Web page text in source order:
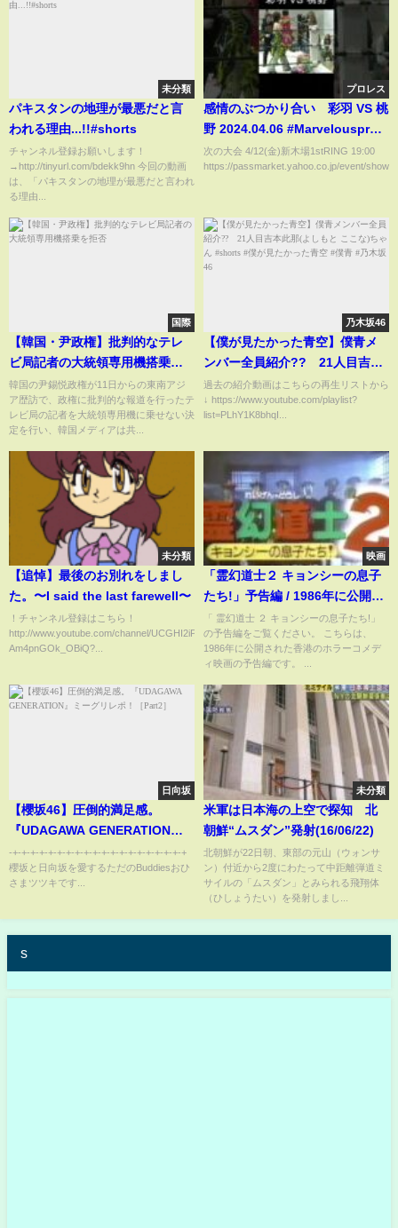
未分類
パキスタンの地理が最悪だと言
われる理由...!!#shorts
チャンネル登録お願いします！
→http://tinyurl.com/bdekk9hn 今回の動画
は、「パキスタンの地理が最悪だと言われ
る理由...
プロレス
感情のぶつかり合い 彩羽 VS 桃
野 2024.04.06 #Marvelouspro #
女子プロレス
次の大会 4/12(金)新木場1stRING 19:00
https://passmarket.yahoo.co.jp/event/show...
国際
【韓国・尹政権】批判的なテレ
ビ局記者の大統領専用機搭乗を
拒否
韓国の尹錫悦政権が11日からの東南アジ
ア歴訪で、政権に批判的な報道を行ったテ
レビ局の記者を大統領専用機に乗せない決
定を行い、韓国メディアは共...
乃木坂46
【僕が見たかった青空】僕青メ
ンバー全員紹介?? 21人目吉本
此那(よしもと ここな)ちゃん
#shorts #僕が見たかった青空 #
僕青 #乃木坂46
過去の紹介動画はこちらの再生リストから
↓ https://www.youtube.com/playlist?
list=PLhY1K8bhqI...
未分類
【追悼】最後のお別れをしまし
た。〜I said the last farewell〜
！チャンネル登録はこちら！
http://www.youtube.com/channel/UCGHI2iPNW-
Am4pnGOk_OBiQ?...
映画
「霊幻道士２ キョンシーの息子
たち!」予告編 / 1986年に公開さ
れた香港のホラーコメディ映画
「 霊幻道士 ２ キョンシーの息子たち!」
の予告編をご覧ください。 こちらは、
1986年に公開された香港のホラーコメデ
ィ映画の予告編です。 ...
日向坂
【櫻坂46】圧倒的満足感。
『UDAGAWA GENERATION』
ミーグリレポ！［Part2］
-+-+-+-+-+-+-+-+-+-+-+-+-+-+-+-+-+-+-+-+
櫻坂と日向坂を愛するただのBuddiesおひ
さまツツキです...
未分類
米軍は日本海の上空で探知 北
朝鮮“ムスダン”発射(16/06/22)
北朝鮮が22日朝、東部の元山（ウォンサ
ン）付近から2度にわたって中距離弾道ミ
サイルの「ムスダン」とみられる飛翔体
（ひしょうたい）を発射しまし...
s